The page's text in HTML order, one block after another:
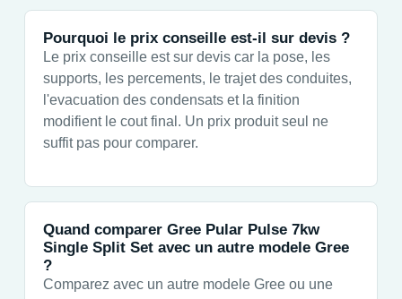
Pourquoi le prix conseille est-il sur devis ?
Le prix conseille est sur devis car la pose, les
supports, les percements, le trajet des conduites,
l'evacuation des condensats et la finition
modifient le cout final. Un prix produit seul ne
suffit pas pour comparer.
Quand comparer Gree Pular Pulse 7kw
Single Split Set avec un autre modele Gree
?
Comparez avec un autre modele Gree ou une